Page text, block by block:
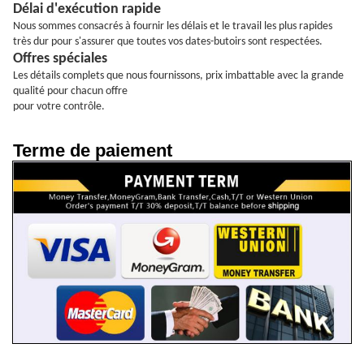
Délai d'exécution rapide
Nous sommes consacrés à fournir les délais et le travail les plus rapides
très dur pour s'assurer que toutes vos dates-butoirs sont respectées.
Offres spéciales
Les détails complets que nous fournissons, prix imbattable avec la grande
qualité pour chacun offre
pour votre contrôle.
Terme de paiement